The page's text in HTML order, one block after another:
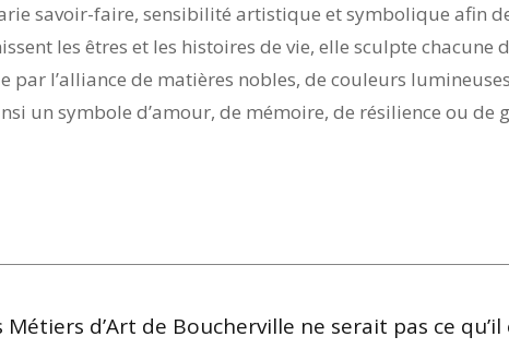
savoir-faire, sensibilité artistique et symbolique afin
les êtres et les histoires de vie, elle sculpte chacune
l’alliance de matières nobles, de couleurs
un symbole d’amour, de mémoire, de résilience ou de
d’Art de Boucherville ne serait pas ce qu’il